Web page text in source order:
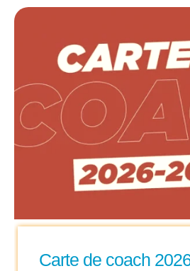
Carte de coach